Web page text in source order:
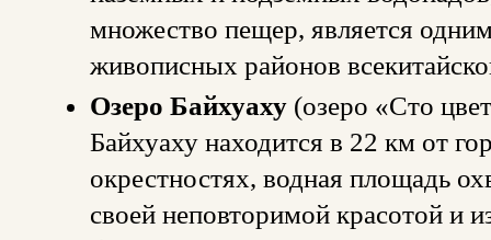
множество пещер, является
живописных районов
Озеро Байхуаху (озеро «Сто
Байхуаху находится в 22 км от
окрестностях, водная площадь
своей неповторимой красотой и